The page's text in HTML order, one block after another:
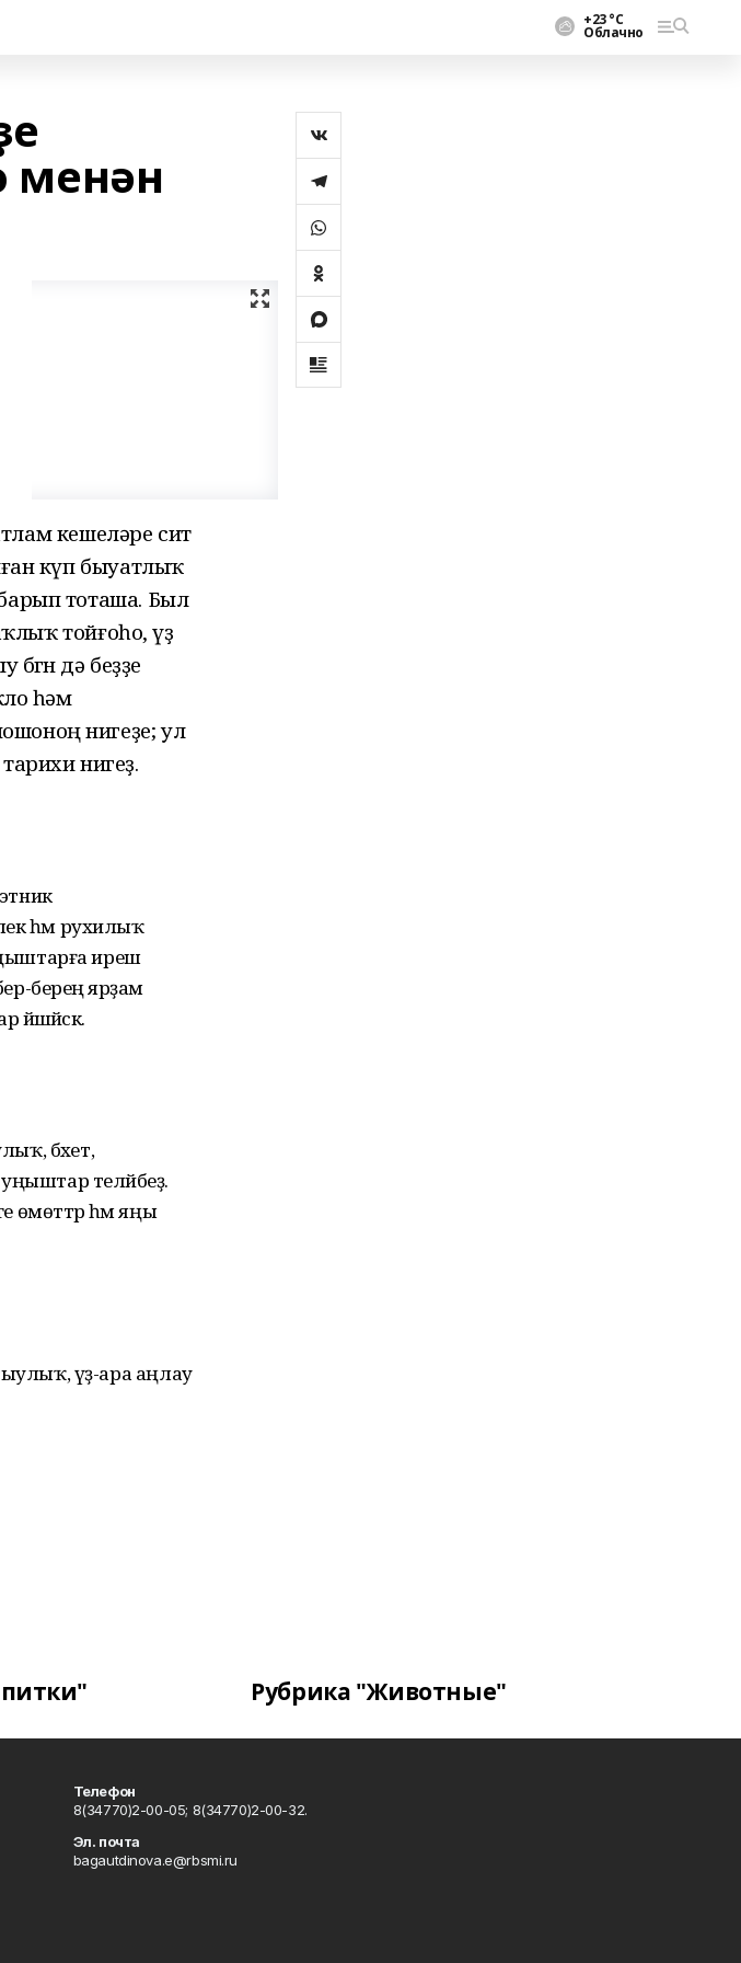
+23 °С
Облачно
менән
кешеләре сит
күп быуатлыҡ
тоташа. Был
тойғоһо, үҙ
дә беҙҙе
һәм
нигеҙе; ул
тарихи нигеҙ.
һәм рухилыҡ
ирешә
береңә ярҙам
бәхет,
уңыштар теләйбеҙ.
өмөттәр һәм яңы
үҙ-ара аңлау
Рубрика "Животные"
Телефон
8(34770)2-00-05; 8(34770)2-00-32.
Эл. почта
bagautdinova.e@rbsmi.ru